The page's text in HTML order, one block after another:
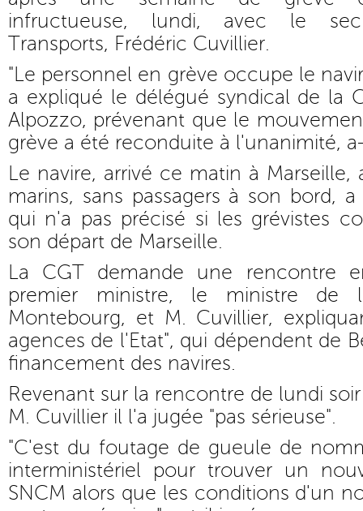
infructueuse, lundi, avec le
Transports, Frédéric Cuvillier.
"Le personnel en grève occupe le
a expliqué le délégué syndical de la
Alpozzo, prévenant que le
grève a été reconduite à l'unanimité,
Le navire, arrivé ce matin à Marseille,
marins, sans passagers à son bord,
qui n'a pas précisé si les grévistes
son départ de Marseille.
La CGT demande une rencontre
premier ministre, le ministre de
Montebourg, et M. Cuvillier,
agences de l'Etat", qui dépendent de
financement des navires.
Revenant sur la rencontre de lundi
M. Cuvillier il l'a jugée "pas sérieuse".
"C'est du foutage de gueule de
interministériel pour trouver un
SNCM alors que les conditions d'un